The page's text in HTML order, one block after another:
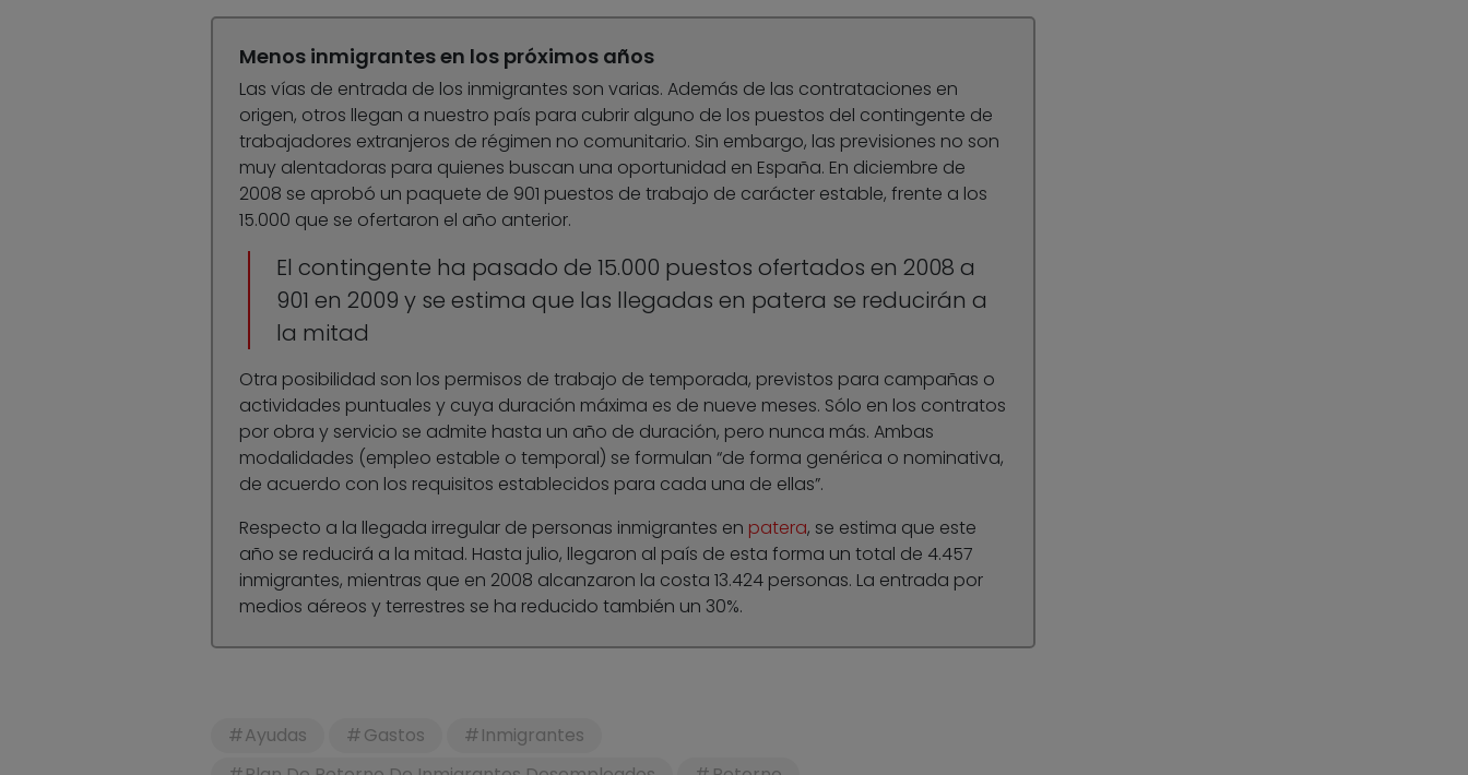
Menos inmigrantes en los próximos años
Las vías de entrada de los inmigrantes son varias. Además de las contrataciones en
origen, otros llegan a nuestro país para cubrir alguno de los puestos del contingente de
trabajadores extranjeros de régimen no comunitario. Sin embargo, las previsiones no son
muy alentadoras para quienes buscan una oportunidad en España. En diciembre de
2008 se aprobó un paquete de 901 puestos de trabajo de carácter estable, frente a los
15.000 que se ofertaron el año anterior.
El contingente ha pasado de 15.000 puestos ofertados en 2008 a
901 en 2009 y se estima que las llegadas en patera se reducirán a
la mitad
Otra posibilidad son los permisos de trabajo de temporada, previstos para campañas o
actividades puntuales y cuya duración máxima es de nueve meses. Sólo en los contratos
por obra y servicio se admite hasta un año de duración, pero nunca más. Ambas
modalidades (empleo estable o temporal) se formulan “de forma genérica o nominativa,
de acuerdo con los requisitos establecidos para cada una de ellas”.
Respecto a la llegada irregular de personas inmigrantes en patera, se estima que este
año se reducirá a la mitad. Hasta julio, llegaron al país de esta forma un total de 4.457
inmigrantes, mientras que en 2008 alcanzaron la costa 13.424 personas. La entrada por
medios aéreos y terrestres se ha reducido también un 30%.
Ayudas Gastos
Inmigrantes